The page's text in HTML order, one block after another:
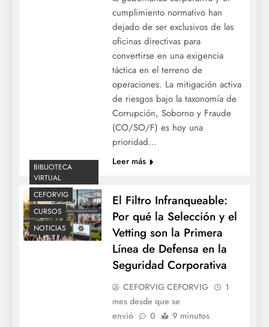
cumplimiento normativo han
dejado de ser exclusivos de las
oficinas directivas para
convertirse en una exigencia
táctica en el terreno de
operaciones. La mitigación activa
de riesgos bajo la taxonomía de
Corrupción, Soborno y Fraude
(CO/SO/F) es hoy una
prioridad…
Leer más
BIBLIOTECA
VIRTUAL
CEFORVIG
CURSOS
NOTICIAS
El Filtro Infranqueable:
Por qué la Selección y el
Vetting son la Primera
Línea de Defensa en la
Seguridad Corporativa
CEFORVIG CEFORVIG
1
mes desde que se
envió
0 9 minutos